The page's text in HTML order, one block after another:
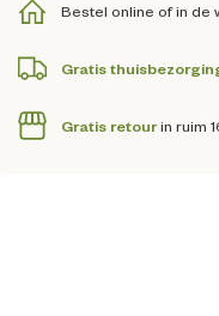
Bestel online of in de
Gratis
Gratis retourin ruim